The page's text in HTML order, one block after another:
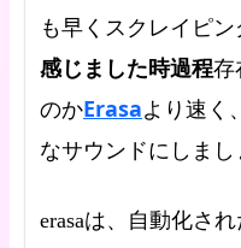
も早くスクレイピン
感じました時過程存
のかErasaより速く
なサウンドにしまし
erasaは、自動化さ